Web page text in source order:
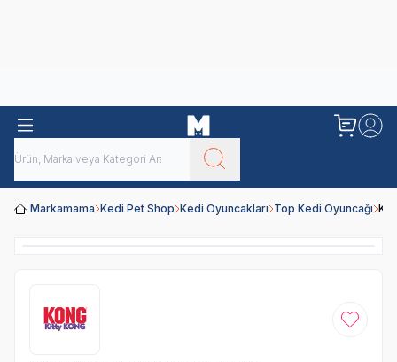
Markamama Kedi Pet Shop Kedi Oyuncakları Top Kedi Oyuncağı
Favoriye